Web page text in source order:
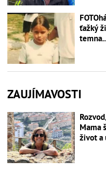
ťažký
ZAUJÍMAVOSTI
Mama
život a